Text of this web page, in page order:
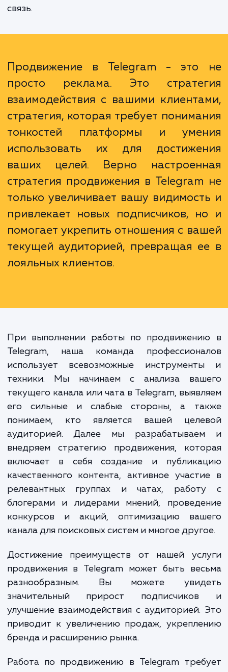
потенциальных клиентов. Во-
укреплению отношений с
позволяет быстро реагировать на их
связь.
Продвижение в Telegram - это
просто реклама. Это
взаимодействия с вашими
стратегия, которая требует
тонкостей платформы и
только увеличивает вашу
привлекает новых подписчиков,
помогает укрепить отношения с
текущей аудиторией, превращая
лояльных клиентов.
При выполнении работы по
Telegram, наша команда
использует всевозможные
техники. Мы начинаем с анализа
текущего канала или чата в Telegram,
понимаем, кто является вашей
аудиторией. Далее мы
внедряем стратегию продвижения,
включает в себя создание и
качественного контента, активное
релевантных группах и чатах,
конкурсов и акций, оптимизацию